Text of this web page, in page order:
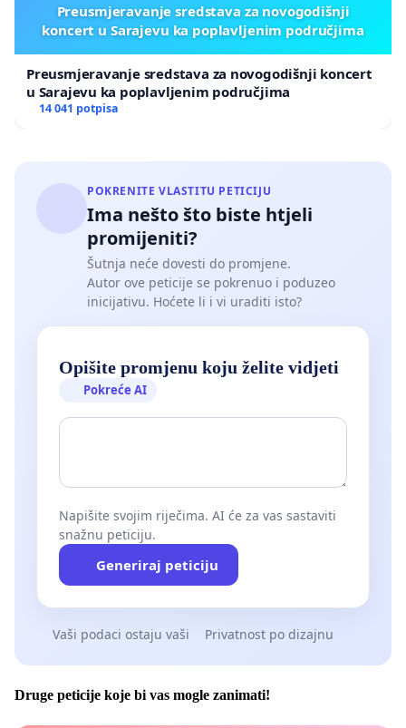
Preusmjeravanje sredstava za novogodišnji
koncert u Sarajevu ka poplavljenim područjima
Preusmjeravanje sredstava za novogodišnji koncert
u Sarajevu ka poplavljenim područjima
14 041 potpisa
POKRENITE VLASTITU PETICIJU
Ima nešto što biste htjeli
promijeniti?
Šutnja neće dovesti do promjene.
Autor ove peticije se pokrenuo i poduzeo
inicijativu. Hoćete li i vi uraditi isto?
Opišite promjenu koju želite vidjeti
Pokreće AI
Napišite svojim riječima. AI će za vas sastaviti
snažnu peticiju.
Generiraj peticiju
Vaši podaci ostaju vaši Privatnost po dizajnu
Druge peticije koje bi vas mogle zanimati!